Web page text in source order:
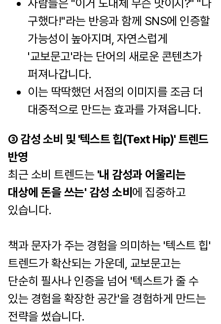
사람들은 "이거 도대체 무슨 맛이지?" "나
구했다!"라는 반응과 함께 SNS에 인증할
가능성이 높아지며, 자연스럽게
'교보문고'라는 단어의 새로운 콘텐츠가
퍼져나갑니다.
이는 딱딱했던 서점의 이미지를 조금 더
대중적으로 만드는 효과를 가져옵니다.
③ 감성 소비 및 '텍스트 힙(Text Hip)' 트렌드
반영
최근 소비 트렌드는 '내 감성과 어울리는
대상에 돈을 쓰는' 감성 소비 에 집중하고
있습니다.
책과 문자가 주는 경험을 의미하는 '텍스트 힙'
트렌드가 확산되는 가운데, 교보문고는
단순히 필사나 인증을 넘어 '텍스트가 줄 수
있는 경험을 확장한 공간'을 경험하게 만드는
전략을 썼습니다.